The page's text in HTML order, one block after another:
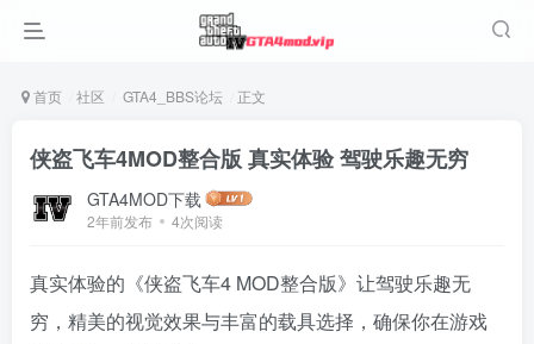
首页 社区 GTA4_BBS论坛 正文
侠盗飞车4MOD整合版 真实体验 驾驶乐趣无穷
GTA4MOD下载
2年前发布 4次阅读
真实体验的《侠盗飞车4 MOD整合版》让驾驶乐趣无
穷，精美的视觉效果与丰富的载具选择，确保你在游戏